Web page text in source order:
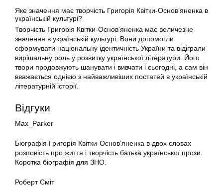
Яке значення має творчість Григорія Квітки-Основ’яненка в
українській культурі?
Творчість Григорія Квітки-Основ’яненка має величезне
значення в українській культурі. Вони допомогли
сформувати національну ідентичність України та відіграли
вирішальну роль у розвитку української літератури. Його
твори продовжують шанувати і вивчати і сьогодні, а сам він
вважається однією з найважливіших постатей в українській
літературній історії.
Відгуки
Max_Parker
Біографія Григорія Квітки-Основ’яненка в двох словах
розповість про життя і творчість батька української прози.
Коротка біографія для ЗНО.
Роберт Сміт